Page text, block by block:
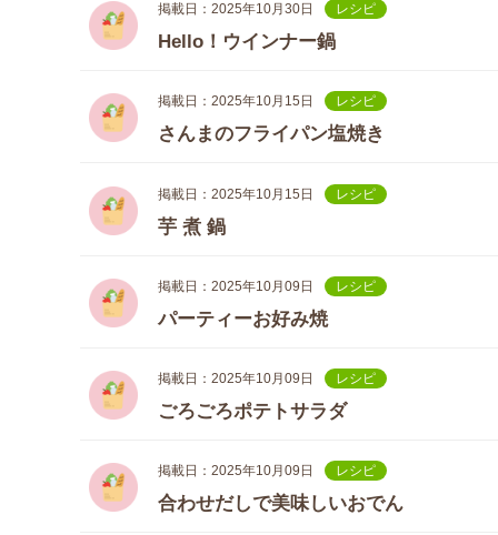
掲載日：2025年10月30日 レシピ
Hello！ウインナー鍋
掲載日：2025年10月15日 レシピ
さんまのフライパン塩焼き
掲載日：2025年10月15日 レシピ
芋 煮 鍋
掲載日：2025年10月09日 レシピ
パーティーお好み焼
掲載日：2025年10月09日 レシピ
ごろごろポテトサラダ
掲載日：2025年10月09日 レシピ
合わせだしで美味しいおでん